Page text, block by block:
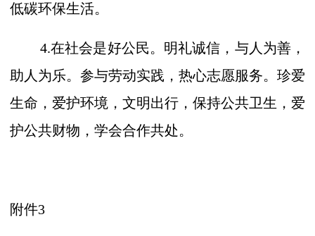
低碳环保生活。
4.在社会是好公民。明礼诚信，与人为善，
助人为乐。参与劳动实践，热心志愿服务。珍爱
生命，爱护环境，文明出行，保持公共卫生，爱
护公共财物，学会合作共处。
附件3